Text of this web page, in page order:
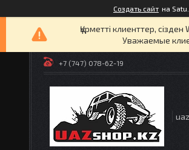
Создать сайт на
Құрметті клиенттер,
Уважаемые
+7 (747) 078-62-19